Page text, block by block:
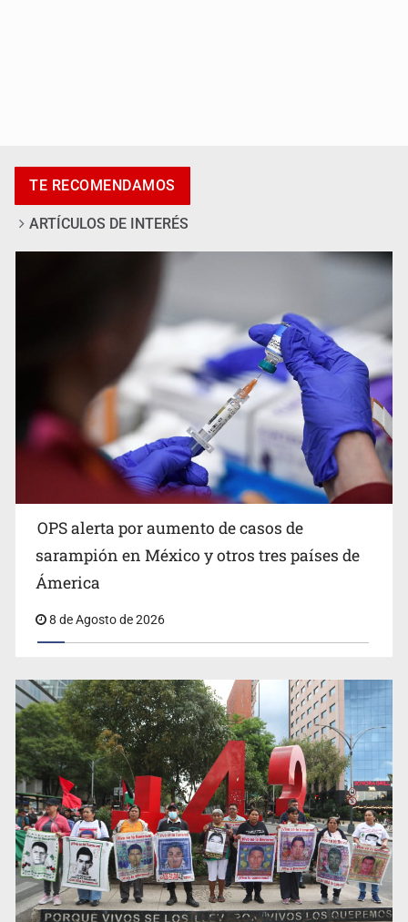
exabogado de Trump, como fiscal general
Fallece Jorge Messi, padre del astro argentino
boleto a los Juegos Olímpicos
TE RECOMENDAMOS
ARTÍCULOS DE INTERÉS
OPS alerta por aumento de casos de
sarampión en México y otros tres países de
Ámerica
8 de Agosto de 2026